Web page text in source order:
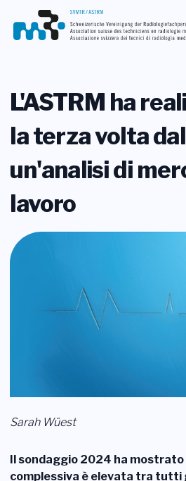
Aggiornamenti
Membri
Professione
Ricerca
L'ASTRM ha
la terza volta
un'analisi di
lavoro
Sarah Wüest
Il sondaggio 2024 ha
complessiva è elevata tra